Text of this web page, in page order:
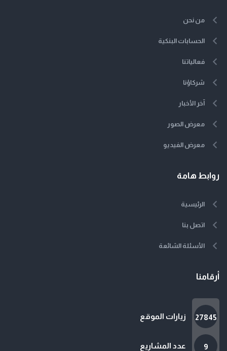
من نحن
الحسابات البنكية
فعالياتنا
شركاؤنا
آخر الأخبار
معرض الصور
معرض الفيديو
روابط هامة
الرئيسية
اتصل بنا
الأسئلة الشائعة
أرقامنا
27845 زيارات الموقع
9 عدد المشاريع